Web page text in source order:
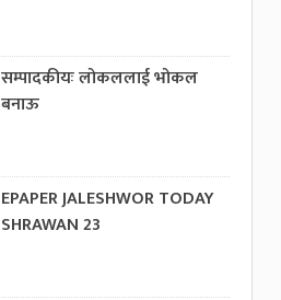
सम्पादकीयः लोकललाई भोकल
बनाऊ
EPAPER JALESHWOR TODAY
SHRAWAN 23